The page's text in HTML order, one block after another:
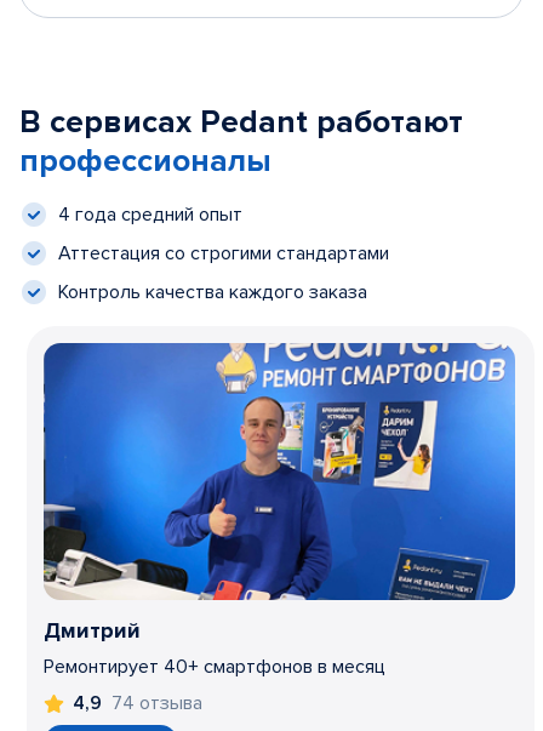
В сервисах Pedant работают
профессионалы
4 года средний опыт
Аттестация со строгими стандартами
Контроль качества каждого заказа
Дмитрий
Ремонтирует 40+ смартфонов в месяц
4,9 74 отзыва